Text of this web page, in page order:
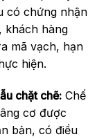
có chứng nhận
khách hàng
mã vạch, hạn
hiện.
chặt chẽ:Chế
cơ được
bản, có điều